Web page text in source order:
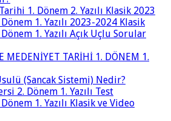
1. Dönem 2. Yazılı Klasik 2023
Dönem 1. Yazılı 2023-2024 Klasik
1. Yazılı Açık Uçlu Sorular
MEDENİYET TARİHİ 1. DÖNEM 1.
(Sancak Sistemi) Nedir?
2. Dönem 1. Yazılı Test
1. Yazılı Klasik ve Video